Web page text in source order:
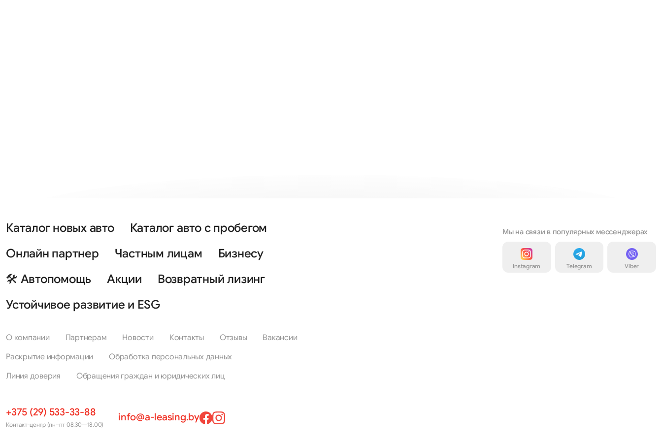
Каталог новых авто
Каталог авто с пробегом
Онлайн партнер
Частным лицам
Бизнесу
🛠 Автопомощь
Акции
Возвратный лизинг
Устойчивое развитие и ESG
О компании Партнерам Новости Контакты Отзывы
Вакансии
Раскрытие информации
Обработка персональных данных
Линия доверия
Обращения граждан и юридических лиц
+375 (29) 533-33-88
Контакт-центр (пн–пт 08.30—18.00)
info@a-leasing.by
Мы на связи в популярных мессенджерах
Instagram Telegram Viber